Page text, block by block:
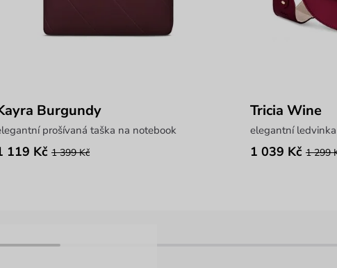
Burgundy
prošívaná taška na notebook
119 Kč 1 399 Kč
Tricia Wine
elegantní
1 039 Kč 1 299